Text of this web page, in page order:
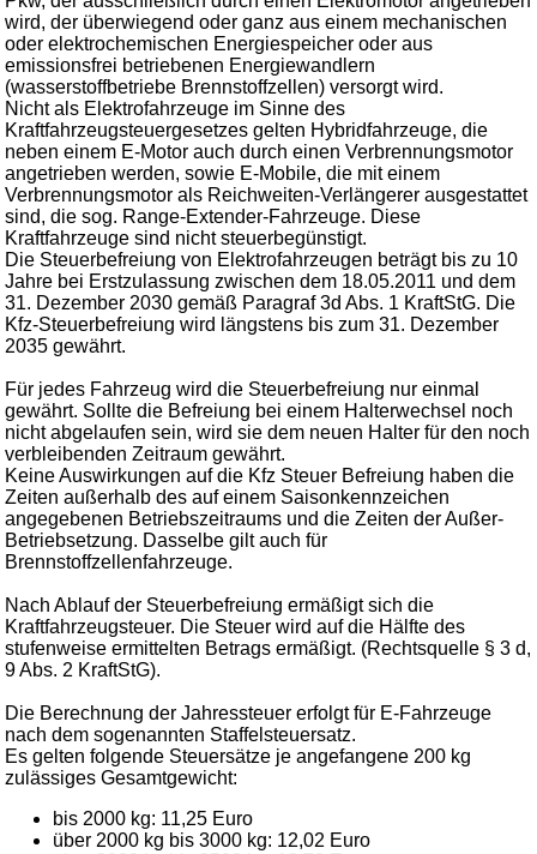
wird, der überwiegend oder ganz aus einem mechanischen
oder elektrochemischen Energiespeicher oder aus
emissionsfrei betriebenen Energiewandlern
(wasserstoffbetriebe Brennstoffzellen) versorgt wird.
Nicht als Elektrofahrzeuge im Sinne des
Kraftfahrzeugsteuergesetzes gelten Hybridfahrzeuge, die
neben einem E-Motor auch durch einen Verbrennungsmotor
angetrieben werden, sowie E-Mobile, die mit einem
Verbrennungsmotor als Reichweiten-Verlängerer ausgestattet
sind, die sog. Range-Extender-Fahrzeuge. Diese
Kraftfahrzeuge sind nicht steuerbegünstigt.
Die Steuerbefreiung von Elektrofahrzeugen beträgt bis zu 10
Jahre bei Erstzulassung zwischen dem 18.05.2011 und dem
31. Dezember 2030 gemäß Paragraf 3d Abs. 1 KraftStG. Die
Kfz-Steuerbefreiung wird längstens bis zum 31. Dezember
2035 gewährt.
Für jedes Fahrzeug wird die Steuerbefreiung nur einmal
gewährt. Sollte die Befreiung bei einem Halterwechsel noch
nicht abgelaufen sein, wird sie dem neuen Halter für den noch
verbleibenden Zeitraum gewährt.
Keine Auswirkungen auf die Kfz Steuer Befreiung haben die
Zeiten außerhalb des auf einem Saisonkennzeichen
angegebenen Betriebszeitraums und die Zeiten der Außer-
Betriebsetzung. Dasselbe gilt auch für
Brennstoffzellenfahrzeuge.
Nach Ablauf der Steuerbefreiung ermäßigt sich die
Kraftfahrzeugsteuer. Die Steuer wird auf die Hälfte des
stufenweise ermittelten Betrags ermäßigt. (Rechtsquelle § 3 d,
9 Abs. 2 KraftStG).
Die Berechnung der Jahressteuer erfolgt für E-Fahrzeuge
nach dem sogenannten Staffelsteuersatz.
Es gelten folgende Steuersätze je angefangene 200 kg
zulässiges Gesamtgewicht:
bis 2000 kg: 11,25 Euro
über 2000 kg bis 3000 kg: 12,02 Euro